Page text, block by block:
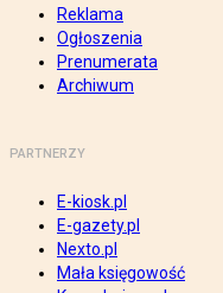
Reklama
Ogłoszenia
Prenumerata
Archiwum
PARTNERZY
E-kiosk.pl
E-gazety.pl
Nexto.pl
Mała księgowość